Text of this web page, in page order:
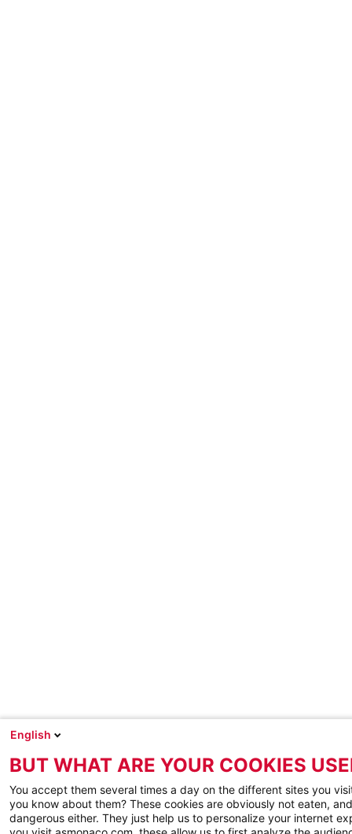
English
BUT WHAT ARE YOUR COOKIES
You accept them several times a day on the different sites you
you know about them? These cookies are obviously not eaten,
dangerous either. They just help us to personalize your internet